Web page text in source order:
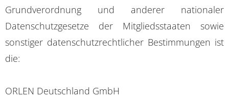
Grundverordnung und anderer nationaler
Datenschutzgesetze der Mitgliedsstaaten sowie
sonstiger datenschutzrechtlicher Bestimmungen ist
die:
ORLEN Deutschland GmbH